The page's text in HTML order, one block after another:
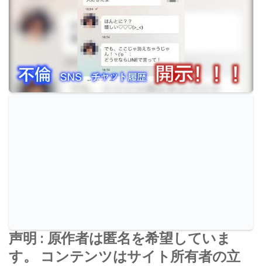
声明 : 原作者は匿名を希望していま
す。 コンテンツはサイト所有者の立